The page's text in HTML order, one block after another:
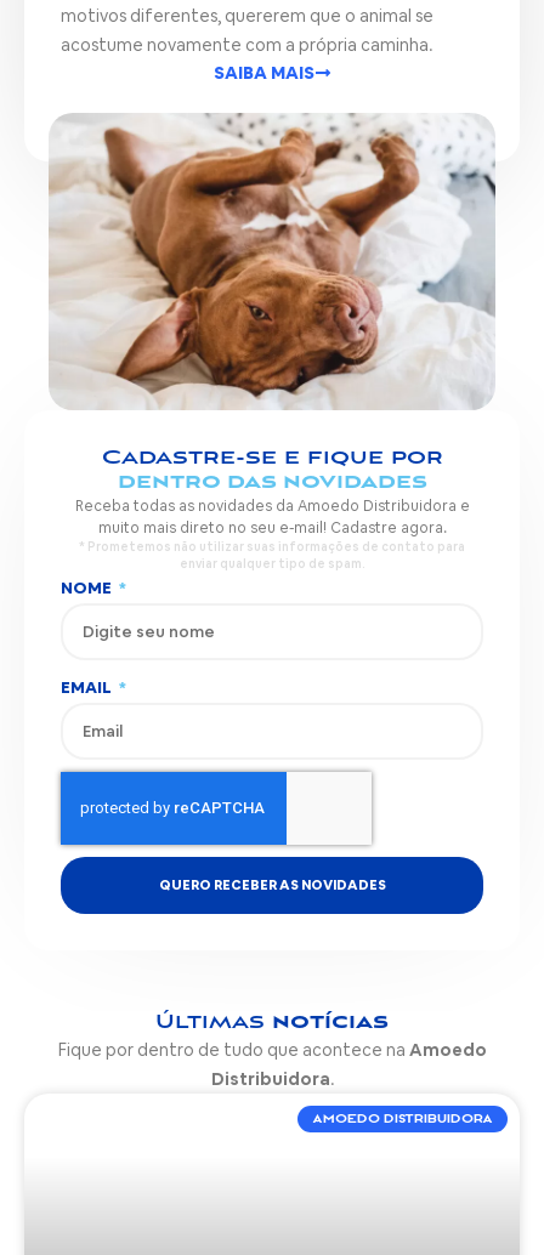
motivos diferentes, quererem que o animal se
acostume novamente com a própria caminha.
SAIBA MAIS
Cadastre-se e fique por
dentro das novidades
Receba todas as novidades da Amoedo Distribuidora e
muito mais direto no seu e-mail! Cadastre agora.
* Prometemos não utilizar suas informações de contato para
enviar qualquer tipo de spam.
NOME
EMAIL
QUERO RECEBER AS NOVIDADES
Últimas notícias
Fique por dentro de tudo que acontece na Amoedo
Distribuidora.
AMOEDO DISTRIBUIDORA